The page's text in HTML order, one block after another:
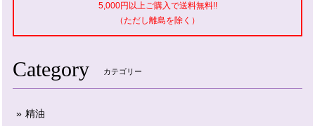
5,000円以上ご購入で送料無料!!
（ただし離島を除く）
Category カテゴリー
精油